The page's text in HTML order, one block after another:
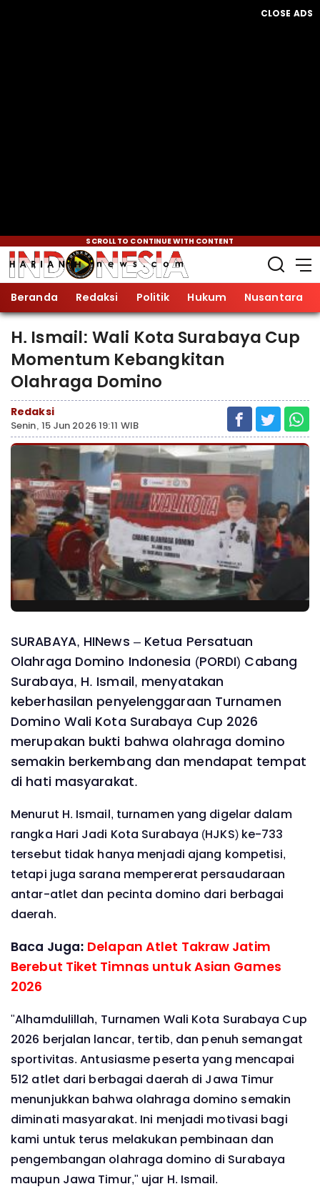
CLOSE ADS
SCROLL TO CONTINUE WITH CONTENT
Beranda Redaksi Politik Hukum Nusantara
H. Ismail: Wali Kota Surabaya Cup
Momentum Kebangkitan
Olahraga Domino
Redaksi
Senin, 15 Jun 2026 19:11 WIB
SURABAYA, HINews – Ketua Persatuan
Olahraga Domino Indonesia (PORDI) Cabang
Surabaya, H. Ismail, menyatakan
keberhasilan penyelenggaraan Turnamen
Domino Wali Kota Surabaya Cup 2026
merupakan bukti bahwa olahraga domino
semakin berkembang dan mendapat tempat
di hati masyarakat.
Menurut H. Ismail, turnamen yang digelar dalam
rangka Hari Jadi Kota Surabaya (HJKS) ke-733
tersebut tidak hanya menjadi ajang kompetisi,
tetapi juga sarana mempererat persaudaraan
antar-atlet dan pecinta domino dari berbagai
daerah.
Baca Juga: Delapan Atlet Takraw Jatim
Berebut Tiket Timnas untuk Asian Games
2026
"Alhamdulillah, Turnamen Wali Kota Surabaya Cup
2026 berjalan lancar, tertib, dan penuh semangat
sportivitas. Antusiasme peserta yang mencapai
512 atlet dari berbagai daerah di Jawa Timur
menunjukkan bahwa olahraga domino semakin
diminati masyarakat. Ini menjadi motivasi bagi
kami untuk terus melakukan pembinaan dan
pengembangan olahraga domino di Surabaya
maupun Jawa Timur," ujar H. Ismail.